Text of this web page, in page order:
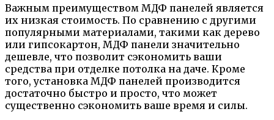
Важным преимуществом МДФ панелей является
их низкая стоимость. По сравнению с другими
популярными материалами, такими как дерево
или гипсокартон, МДФ панели значительно
дешевле, что позволит сэкономить ваши
средства при отделке потолка на даче. Кроме
того, установка МДФ панелей производится
достаточно быстро и просто, что может
существенно сэкономить ваше время и силы.